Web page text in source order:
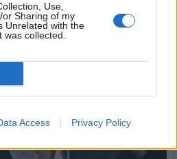
Use,
Sharing of my
Unrelated with the
collected.
Access Privacy Policy